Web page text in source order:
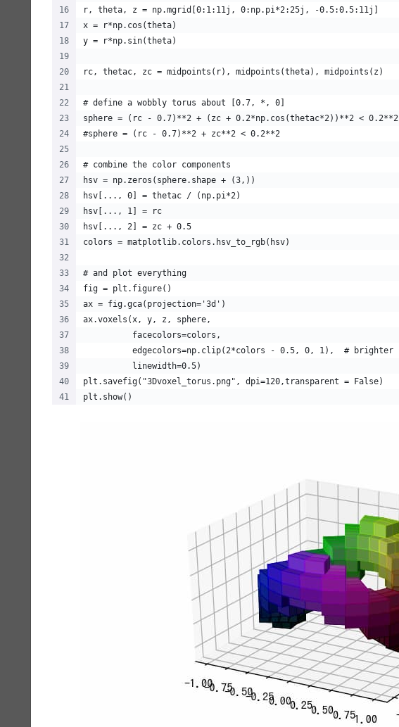
r, theta, z = np.mgrid[0:1:11j, 0:np.pi*2:25j, -0.5:0.5:11j]
x = r*np.cos(theta)
y = r*np.sin(theta)
rc, thetac, zc = midpoints(r), midpoints(theta), midpoints(z)
# define a wobbly torus about [0.7, *, 0]
sphere = (rc - 0.7)**2 + (zc + 0.2*np.cos(thetac*2))**2 < 0.2**2
#sphere = (rc - 0.7)**2 + zc**2 < 0.2**2
# combine the color components
hsv = np.zeros(sphere.shape + (3,))
hsv[..., 0] = thetac / (np.pi*2)
hsv[..., 1] = rc
hsv[..., 2] = zc + 0.5
colors = matplotlib.colors.hsv_to_rgb(hsv)
# and plot everything
fig = plt.figure()
ax = fig.gca(projection='3d')
ax.voxels(x, y, z, sphere,
          facecolors=colors,
          edgecolors=np.clip(2*colors - 0.5, 0, 1),  # brighter
          linewidth=0.5)
plt.savefig("3Dvoxel_torus.png", dpi=120,transparent = False)
plt.show()